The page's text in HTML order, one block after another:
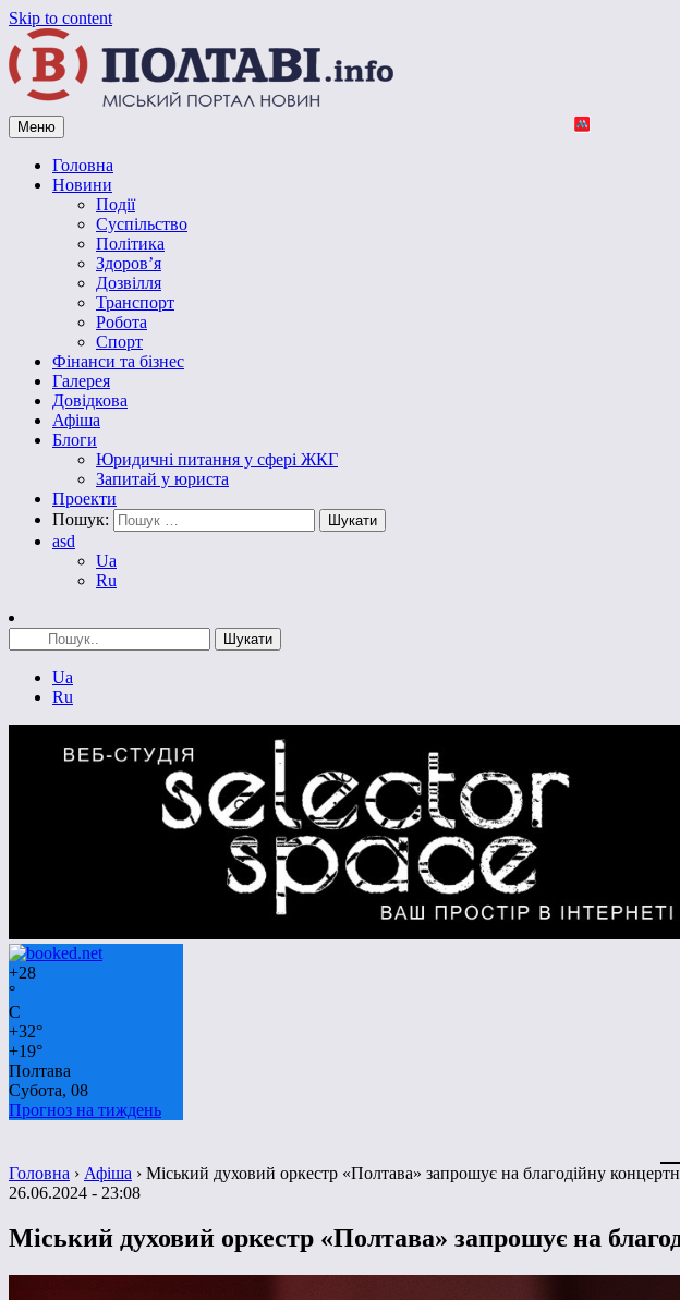
Skip to content
Vpoltave.info
Полтавський портал новин
Меню
Головна
Новини
Події
Суспільство
Політика
Здоров’я
Дозвілля
Транспорт
Робота
Спорт
Фінанси та бізнес
Галерея
Довідкова
Афіша
Блоги
Юридичні питання у сфері ЖКГ
Запитай у юриста
Проекти
Пошук:
asd
Ua
Ru
Ua
Ru
+28
°
C
+32°
+19°
Полтава
Субота, 08
Прогноз на тиждень
Головна › Афіша › Міський духовий оркестр «Полтава» запрошує на благодійну
26.06.2024 - 23:08
Міський духовий оркестр «Полтава» запрошує на